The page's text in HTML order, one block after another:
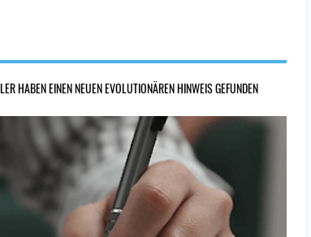
HABEN EINEN NEUEN EVOLUTIONÄREN HINWEIS GEFUNDEN